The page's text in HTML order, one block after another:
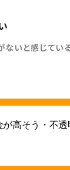
高そう・不